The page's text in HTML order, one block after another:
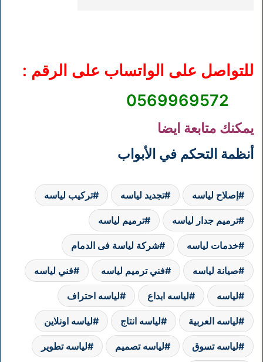
للتواصل على الواتساب على الرقم :
يمكنك متابعة ايضا
أنظمة التحكم في الأبواب
إصلاح لياسه تجديد لياسه تركيب لياسه
ترميم جدار لياسه ترميم لياسه
خدمات لياسه شركة لياسة فى الدمام
صيانة لياسه فني ترميم لياسه فني لياسه
لياسه لياسه ابداع لياسه احتراف
لياسه العربية لياسه انتاج لياسه اونلاين
لياسه تسوق لياسه تصميم لياسه تطوير